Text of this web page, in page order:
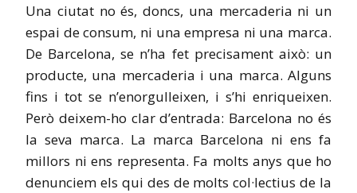
Una ciutat no és, doncs, una mercaderia ni un
espai de consum, ni una empresa ni una marca.
De Barcelona, se n’ha fet precisament això: un
producte, una mercaderia i una marca. Alguns
fins i tot se n’enorgulleixen, i s’hi enriqueixen.
Però deixem-ho clar d’entrada: Barcelona no és
la seva marca. La marca Barcelona ni ens fa
millors ni ens representa. Fa molts anys que ho
denunciem els qui des de molts col·lectius de la